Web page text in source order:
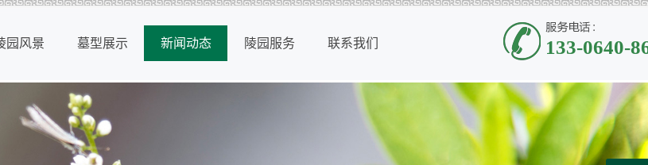
园风景
园风景
墓型展示
墓型展示
新闻动态
新闻动态
陵园服务
陵园服务
联系我们
联系我们 133-0640-